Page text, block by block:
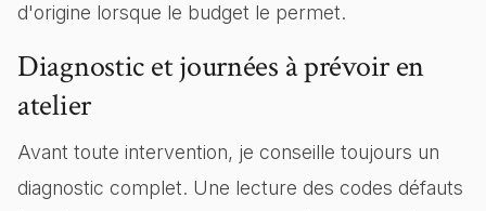
d'origine lorsque le budget le permet.
Diagnostic et journées à prévoir en
atelier
Avant toute intervention, je conseille toujours un
diagnostic complet. Une lecture des codes défauts